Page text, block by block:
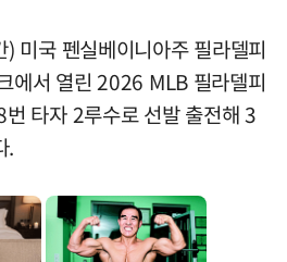
미국 펜실베이니아주 필라델피
에서 열린 2026 MLB 필라델피
타자 2루수로 선발 출전해 3
.